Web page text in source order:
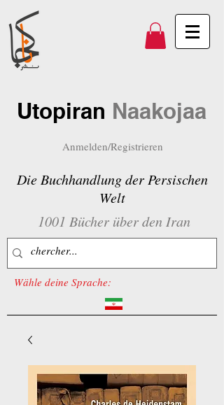
Utopiran Naakojaa
Anmelden/Registrieren
Die Buchhandlung der Persischen
Welt
1001 Bücher über den Iran
Wähle deine Sprache: